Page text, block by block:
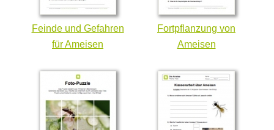
Feinde und Gefahren
für Ameisen
Fortpflanzung von
Ameisen